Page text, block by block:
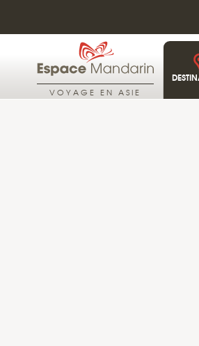
VOYAGE EN ASIE
28°C PLUIE